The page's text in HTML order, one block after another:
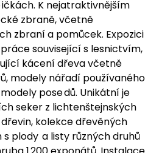
ičkách. K nejatraktivnějším
zbraně, včetně
zbraní a pomůcek. Expozici
související s lesnictvím,
kácení dřeva včetně
modely nářadí používaného
posedů. Unikátní je
seker z lichtenštejnských
kolekce dřevěných
s plody a listy různých druhů